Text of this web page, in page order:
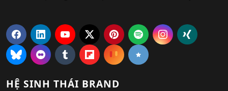
HỆ SINH THÁI BRAND